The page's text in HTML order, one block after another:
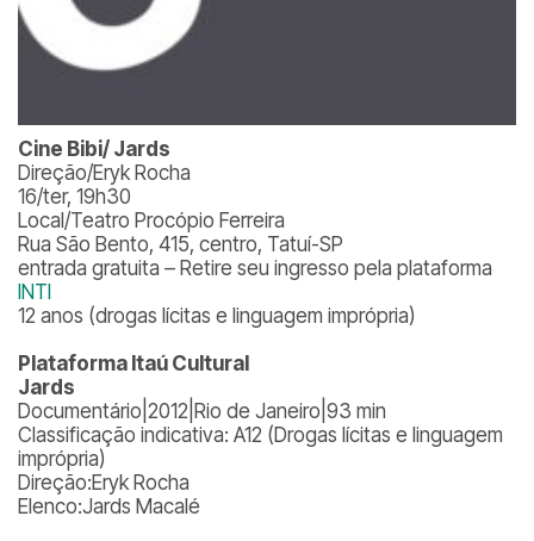
Cine Bibi/ Jards
Direção/Eryk Rocha
16/ter, 19h30
Local/Teatro Procópio Ferreira
Rua São Bento, 415, centro, Tatuí-SP
entrada gratuita – Retire seu ingresso pela plataforma
INTI
12 anos (drogas lícitas e linguagem imprópria)
Plataforma Itaú Cultural
Jards
Documentário|2012|Rio de Janeiro|93 min
Classificação indicativa: A12 (Drogas lícitas e linguagem
imprópria)
Direção:Eryk Rocha
Elenco:Jards Macalé